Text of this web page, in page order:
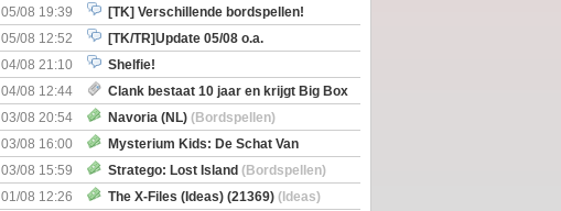
Nemesis Retaliation, Zombicide Invader)
05/08 19:39
[TK] Verschillende bordspellen!
05/08 12:52
[TK/TR]Update 05/08 o.a.
Prijsverlagingen, Imperium Horizons, 20 Strong
04/08 21:10
Shelfie!
04/08 12:44
Clank bestaat 10 jaar en krijgt Big Box
+ nieuwe uitbreiding
03/08 20:54 Navoria (NL) (Bordspellen)
03/08 16:00
Mysterium Kids: De Schat Van
Kapitein Boe
(Bordspellen)
03/08 15:59 Stratego: Lost Island (Bordspellen)
01/08 12:26
The X-Files (Ideas) (21369) (Ideas)